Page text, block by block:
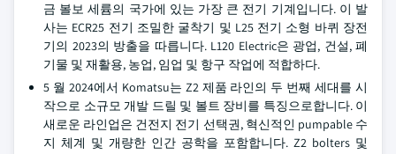
금 볼보 세륨의 국가에 있는 가장 큰 전기 기계입니다. 이 발
사는 ECR25 전기 조밀한 굴착기 및 L25 전기 소형 바퀴 장전
기의 2023의 방출을 따릅니다. L120 Electric은 광업, 건설, 폐
기물 및 재활용, 농업, 임업 및 항구 작업에 적합하다.
5 월 2024에서 Komatsu는 Z2 제품 라인의 두 번째 세대를 시
작으로 소규모 개발 드릴 및 볼트 장비를 특징으로합니다. 이
새로운 라인업은 건전지 전기 선택권, 혁신적인 pumpable 수
지 체계 및 개량한 인간 공학을 포함합니다. Z2 bolters 및